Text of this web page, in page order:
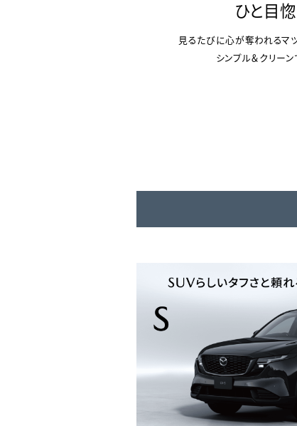
ひと目
見るたびに心が奪われるマ
シンプル＆クリー